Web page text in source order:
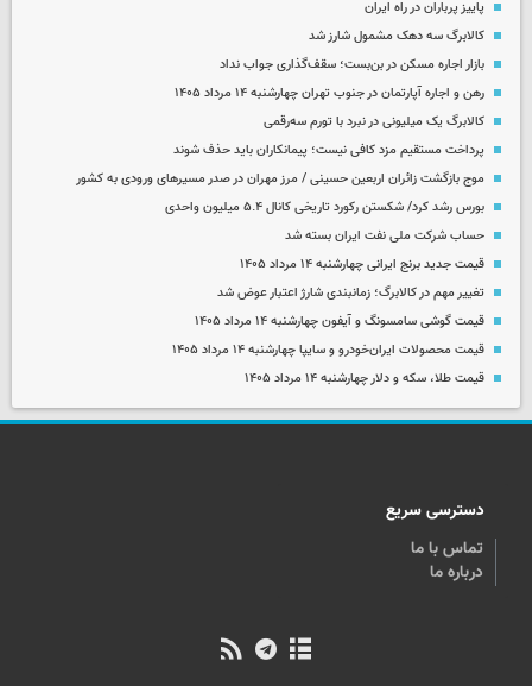
پاییز پرباران در راه ایران
کالابرگ سه دهک مشمول شارز شد
بازار اجاره مسکن در بن‌بست؛ سقف‌گذاری جواب نداد
رهن و اجاره آپارتمان در جنوب تهران چهارشنبه ۱۴ مرداد ۱۴۰۵
کالابرگ یک میلیونی در نبرد با تورم سه‌رقمی
پرداخت مستقیم مزد کافی نیست؛ پیمانکاران باید حذف شوند
موج بازگشت زائران اربعین حسینی / مرز مهران در صدر مسیرهای ورودی به کشور
بورس رشد کرد/ شکستن رکورد تاریخی کانال ۵.۴ میلیون واحدی
حساب‌ شرکت ملی نفت ایران بسته شد
قیمت جدید برنج ایرانی چهارشنبه ۱۴ مرداد ۱۴۰۵
تغییر مهم در کالابرگ؛ زمانبندی‌ شارژ اعتبار عوض شد
قیمت گوشی سامسونگ و آیفون چهارشنبه ۱۴ مرداد ۱۴۰۵
قیمت محصولات ایران‌خودرو و سایپا چهارشنبه ۱۴ مرداد ۱۴۰۵
قیمت طلا، سکه و دلار چهارشنبه ۱۴ مرداد ۱۴۰۵
دسترسی سریع
تماس با ما
درباره ما